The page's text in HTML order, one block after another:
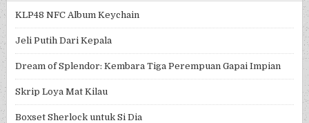
KLP48 NFC Album Keychain
Jeli Putih Dari Kepala
Dream of Splendor: Kembara Tiga Perempuan Gapai Impian
Skrip Loya Mat Kilau
Boxset Sherlock untuk Si Dia